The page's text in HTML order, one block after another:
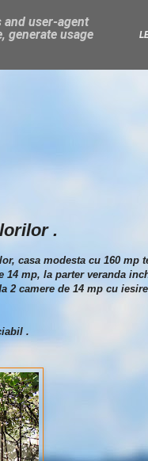
.
casa modesta cu 160
mp, la parter veranda
2 camere de 14 mp cu
.
user-agent
generate usage